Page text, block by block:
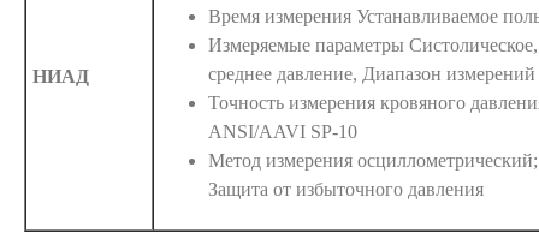
НИАД
Время измерения Устанавливаемое
Измеряемые параметры Систолическое,
среднее давление, Диапазон
Точность измерения кровяного
ANSI/AAVI SP-10
Метод измерения
Защита от избыточного давления